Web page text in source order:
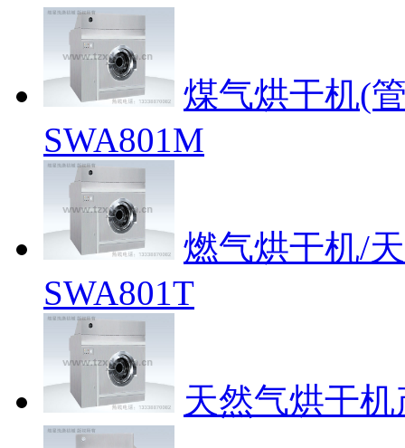
煤气烘干机(
SWA801M
燃气烘干机/
SWA801T
天然气烘干机